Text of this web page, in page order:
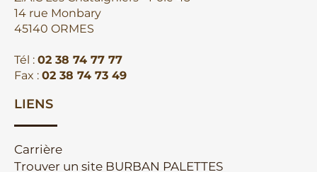
14 rue Monbary
45140 ORMES
Tél : 02 38 74 77 77
Fax : 02 38 74 73 49
LIENS
Carrière
Trouver un site BURBAN PALETTES